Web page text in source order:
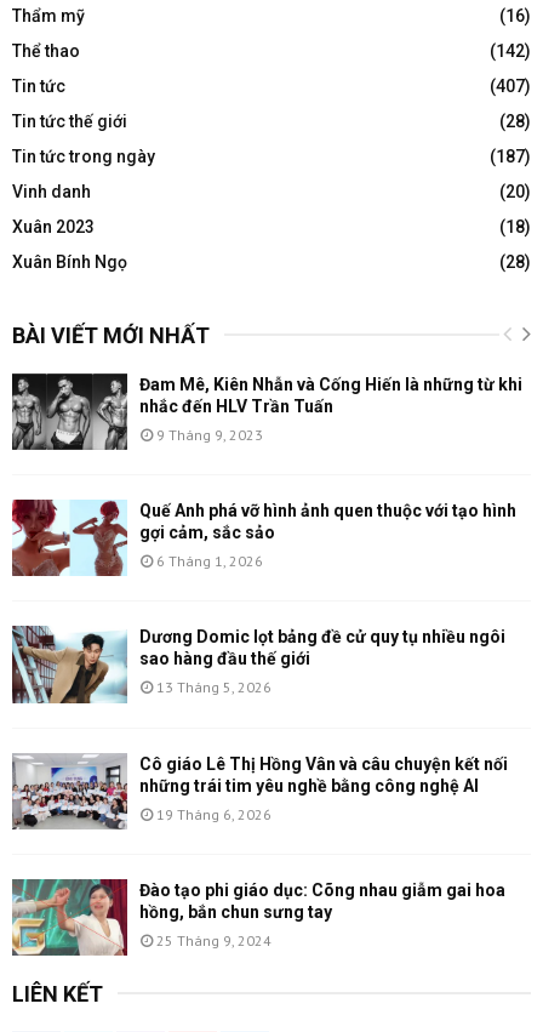
Thẩm mỹ
(16)
Thể thao
(142)
Tin tức
(407)
Tin tức thế giới
(28)
Tin tức trong ngày
(187)
Vinh danh
(20)
Xuân 2023
(18)
Xuân Bính Ngọ
(28)
BÀI VIẾT MỚI NHẤT
Đam Mê, Kiên Nhẫn và Cống Hiến là những từ khi
nhắc đến HLV Trần Tuấn
9 Tháng 9, 2023
Quế Anh phá vỡ hình ảnh quen thuộc với tạo hình
gợi cảm, sắc sảo
6 Tháng 1, 2026
Dương Domic lọt bảng đề cử quy tụ nhiều ngôi
sao hàng đầu thế giới
13 Tháng 5, 2026
Cô giáo Lê Thị Hồng Vân và câu chuyện kết nối
những trái tim yêu nghề bằng công nghệ AI
19 Tháng 6, 2026
Đào tạo phi giáo dục: Cõng nhau giẫm gai hoa
hồng, bắn chun sưng tay
25 Tháng 9, 2024
LIÊN KẾT